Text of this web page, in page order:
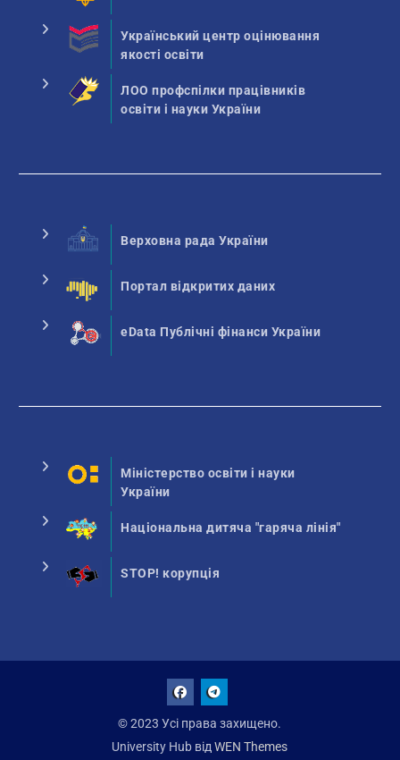
Український центр оцінювання
якості освіти
ЛОО профспілки працівників
освіти і науки України
Верховна рада України
Портал відкритих даних
eData Публічні фінанси України
Міністерство освіти і науки
України
Національна дитяча "гаряча лінія"
STOP! корупція
© 2023 Усі права захищено.
University Hub відWEN Themes